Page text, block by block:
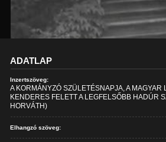
ADATLAP
Inzertszöveg:
A KORMÁNYZÓ SZÜLETÉSNAPJA, A MAGYAR
KENDERES FELETT A LEGFELSŐBB HADÚR
HORVÁTH)
Elhangzó szöveg: